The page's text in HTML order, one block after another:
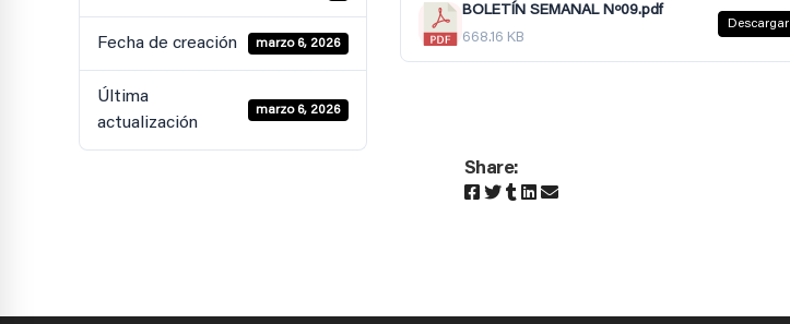
Fecha de creación marzo 6, 2026
Última
actualización
marzo 6, 2026
BOLETÍN SEMANAL Nº09.pdf
668.16 KB
Descargar
Share: